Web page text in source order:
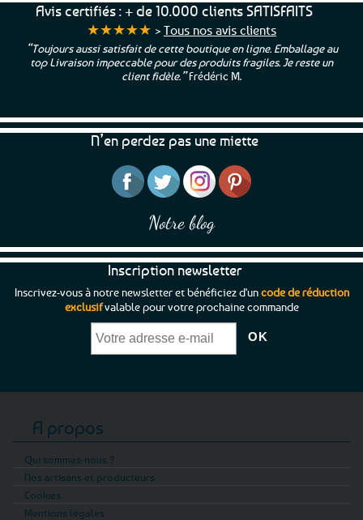
Avis certifiés : + de 10.000 clients SATISFAITS
★★★★★ > Tous nos avis clients
“Toujours aussi satisfait de cette boutique en ligne. Emballage au
top Livraison impeccable pour des produits fragiles. Je reste un
client fidèle.”Frédéric M.
N’en perdez pas une miette
Notre blog
Inscription newsletter
Inscrivez-vous à notre newsletter et bénéficiez d'uncode de réduction
exclusifvalable pour votre prochaine commande
A propos
Qui sommes-nous ?
Nos artisans et producteurs
Cookies
Mentions légales